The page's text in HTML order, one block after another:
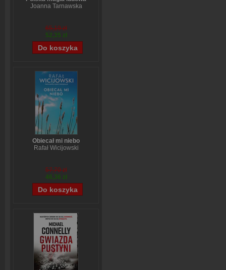
Joanna Tarnawska
65,19 zł
52,35 zł
Obiecał mi niebo
Rafał Wicijowski
57,70 zł
46,36 zł